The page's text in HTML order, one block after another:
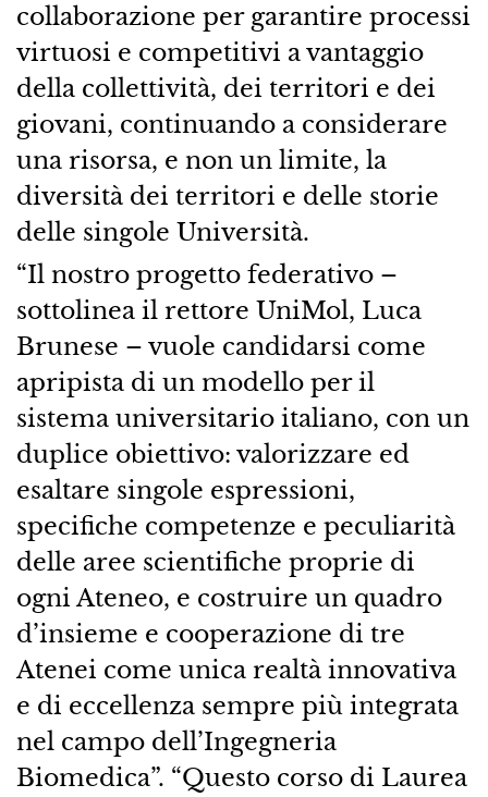
collaborazione per garantire processi
virtuosi e competitivi a vantaggio
della collettività, dei territori e dei
giovani, continuando a considerare
una risorsa, e non un limite, la
diversità dei territori e delle storie
delle singole Università.
“Il nostro progetto federativo –
sottolinea il rettore UniMol, Luca
Brunese – vuole candidarsi come
apripista di un modello per il
sistema universitario italiano, con un
duplice obiettivo: valorizzare ed
esaltare singole espressioni,
specifiche competenze e peculiarità
delle aree scientifiche proprie di
ogni Ateneo, e costruire un quadro
d’insieme e cooperazione di tre
Atenei come unica realtà innovativa
e di eccellenza sempre più integrata
nel campo dell’Ingegneria
Biomedica”. “Questo corso di Laurea